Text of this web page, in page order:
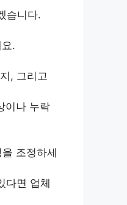
습니다.
.
, 그리고
이나 누락
조정하세
다면 업체